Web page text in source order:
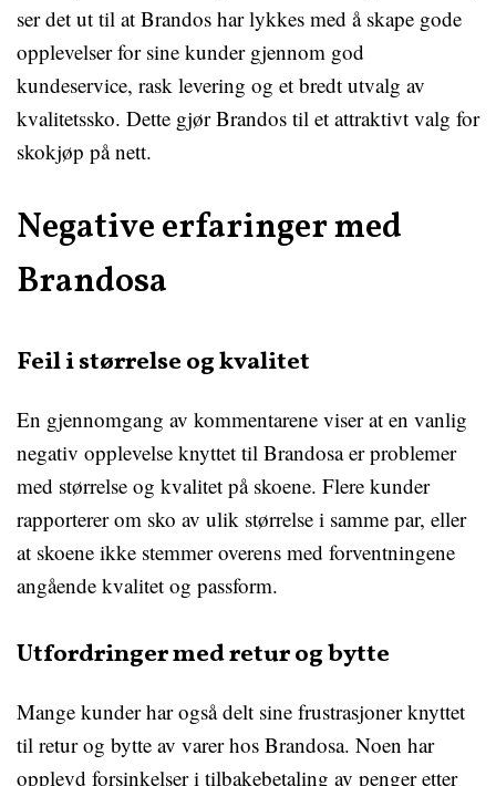
ser det ut til at Brandos har lykkes med å skape gode
opplevelser for sine kunder gjennom god
kundeservice, rask levering og et bredt utvalg av
kvalitetssko. Dette gjør Brandos til et attraktivt valg for
skokjøp på nett.
Negative erfaringer med
Brandosa
Feil i størrelse og kvalitet
En gjennomgang av kommentarene viser at en vanlig
negativ opplevelse knyttet til Brandosa er problemer
med størrelse og kvalitet på skoene. Flere kunder
rapporterer om sko av ulik størrelse i samme par, eller
at skoene ikke stemmer overens med forventningene
angående kvalitet og passform.
Utfordringer med retur og bytte
Mange kunder har også delt sine frustrasjoner knyttet
til retur og bytte av varer hos Brandosa. Noen har
opplevd forsinkelser i tilbakebetaling av penger etter